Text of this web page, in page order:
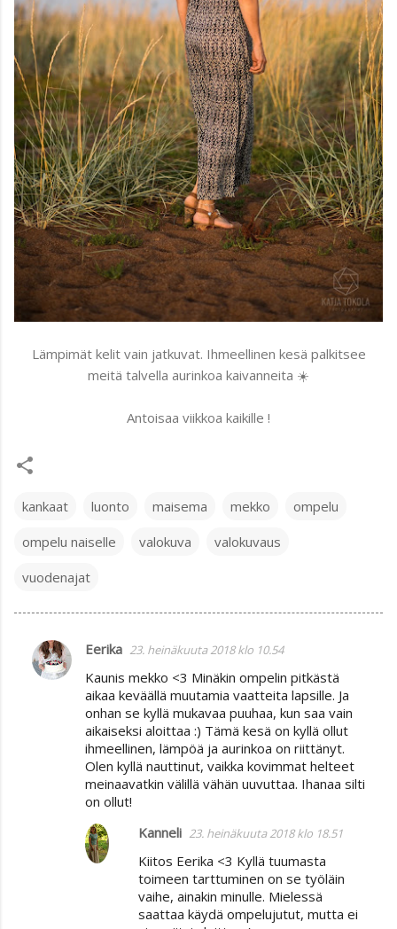
Lämpimät kelit vain jatkuvat. Ihmeellinen kesä palkitsee
meitä talvella aurinkoa kaivanneita ☀️
Antoisaa viikkoa kaikille !
kankaat luonto maisema mekko
ompelu
ompelu naiselle
valokuva
valokuvaus
vuodenajat
K
o
Eerika 23. heinäkuuta 2018 klo 10.54
Kaunis mekko <3 Minäkin ompelin pitkästä
aikaa keväällä muutamia vaatteita lapsille. Ja
onhan se kyllä mukavaa puuhaa, kun saa vain
aikaiseksi aloittaa :) Tämä kesä on kyllä ollut
ihmeellinen, lämpöä ja aurinkoa on riittänyt.
Olen kyllä nauttinut, vaikka kovimmat helteet
meinaavatkin välillä vähän uuvuttaa. Ihanaa silti
on ollut!
Kanneli 23. heinäkuuta 2018 klo 18.51
Kiitos Eerika <3 Kyllä tuumasta
toimeen tarttuminen on se työläin
vaihe, ainakin minulle. Mielessä
saattaa käydä ompelujutut, mutta ei